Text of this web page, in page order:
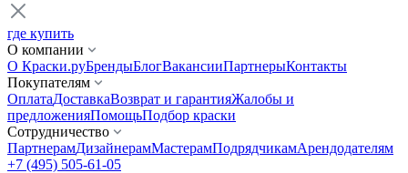
где купить
О компании
О Краски.руБрендыБлогВакансииПартнерыКонтакты
Покупателям
ОплатаДоставкаВозврат и гарантияЖалобы и
предложенияПомощьПодбор краски
Сотрудничество
ПартнерамДизайнерамМастерамПодрядчикамАрендодателям
+7 (495) 505-61-05